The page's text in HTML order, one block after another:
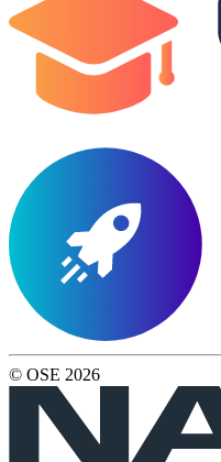
© OSE 2026